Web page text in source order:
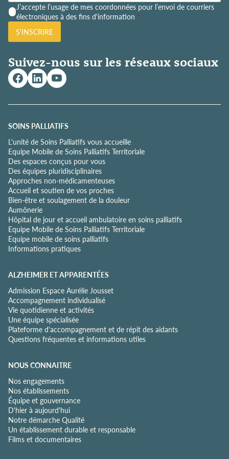
P
o
l
t
q
u
e
e
o
n
f
i
d
e
n
t
i
a
l
i
t
é
J’accepte l’usage de mes coordonnées pour l’envoi de courriers
électroniques à des fins d'information *
S'INSCRIRE
Suivez-nous sur les réseaux sociaux
SOINS PALLIATIFS
L'unité de Soins Palliatifs vous accueille
Equipe Mobile de Soins Palliatifs Territoriale
Des espaces conçus pour vous
Des équipes pluridisciplinaires
Approches non-médicamenteuses
Accueil et soutien de vos proches
Bien-être et soulagement de la douleur
Aumônerie
Hôpital de jour et accueil ambulatoire en soins palliatifs
Equipe Mobile de Soins Palliatifs Territoriale
Equipe mobile de soins palliatifs
Informations pratiques
ALZHEIMER ET APPARENTÉES
Admission Espace Aurélie Jousset
Accompagnement individualisé
Vie quotidienne et activités
Une équipe spécialisée
Plateforme d'accompagnement et de répit des aidants
Questions fréquentes et informations utiles
NOUS CONNAITRE
Nos engagements
Nos établissements
Équipe et gouvernance
D'hier à aujourd'hui
Notre démarche Qualité
Un établissement durable et responsable
Films et documentaires